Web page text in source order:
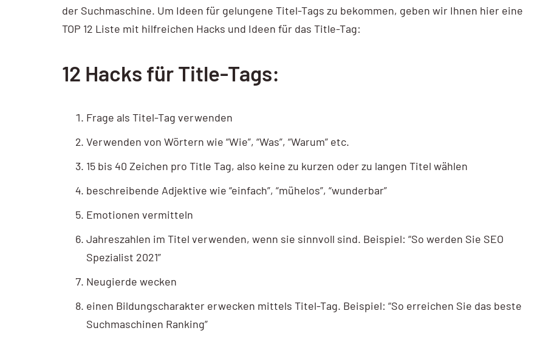
der Suchmaschine. Um Ideen für gelungene Titel-Tags zu bekommen, geben wir Ihnen hier eine
TOP 12 Liste mit hilfreichen Hacks und Ideen für das Title-Tag:
12 Hacks für Title-Tags:
Frage als Titel-Tag verwenden
Verwenden von Wörtern wie “Wie”, “Was”, “Warum” etc.
15 bis 40 Zeichen pro Title Tag, also keine zu kurzen oder zu langen Titel wählen
beschreibende Adjektive wie “einfach”, “mühelos”, “wunderbar”
Emotionen vermitteln
Jahreszahlen im Titel verwenden, wenn sie sinnvoll sind. Beispiel: “So werden Sie SEO
Spezialist 2021”
Neugierde wecken
einen Bildungscharakter erwecken mittels Titel-Tag. Beispiel: “So erreichen Sie das beste
Suchmaschinen Ranking”